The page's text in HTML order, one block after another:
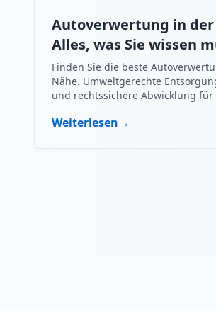
Autoverwertung in der
Alles, was Sie wissen
Finden Sie die beste
Nähe. Umweltgerechte
und rechtssichere Abwicklung
Weiterlesen→